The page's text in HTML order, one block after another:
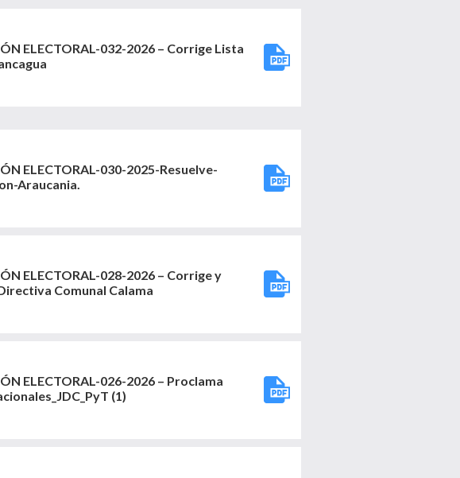
ELECTORAL-032-2026 – Corrige Lista
ELECTORAL-030-2025-Resuelve-
Araucania.
ELECTORAL-028-2026 – Corrige y
Comunal Calama
ELECTORAL-026-2026 – Proclama
(1)